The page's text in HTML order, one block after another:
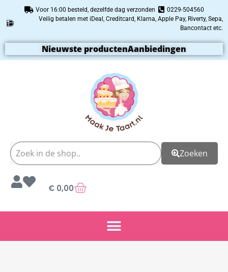
Voor 16:00 besteld, dezelfde dag verzonden
0229-504560
Veilig betalen met iDeal, Creditcard, Klarna, Apple Pay, Riverty, Sepa,
Bancontact etc.
Nieuwste productenAanbiedingen
Zoeken
€ 0,00